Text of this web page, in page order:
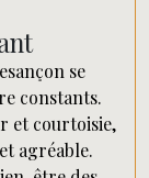
se
constants.
et courtoisie,
agréable.